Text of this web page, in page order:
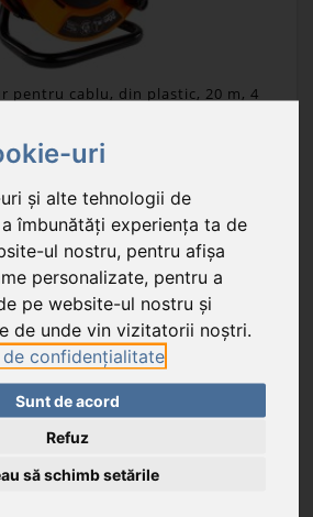
uri
și alte tehnologii de
îmbunătăți experiența ta de
ul nostru, pentru afișa
personalizate, pentru a
pe website-ul nostru și
de unde vin vizitatorii noștri.
confidențialitate
Sunt de acord
Refuz
să schimb setările
pentru cablu, din plastic, 20 m, 4
prize, din plastic, cu întrerupător termic
FAVORIT